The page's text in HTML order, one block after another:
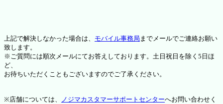
上記で解決しなかった場合は、 モバイル事務局 までメールでご連絡お願い
致します。
※ご質問には順次メールにてお答えしております。土日祝日を除く5日ほ
ど、
お待ちいただくこともございますのでご了承ください。
※店舗については、 ノジマカスタマーサポートセンターへお問い合わせく